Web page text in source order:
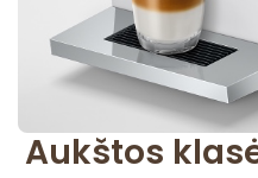
Aukštos